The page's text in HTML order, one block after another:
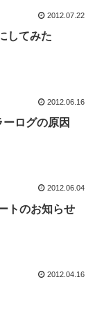
2012.07.22
してみた
2012.06.16
ログの原因
2012.06.04
トのお知らせ
2012.04.16